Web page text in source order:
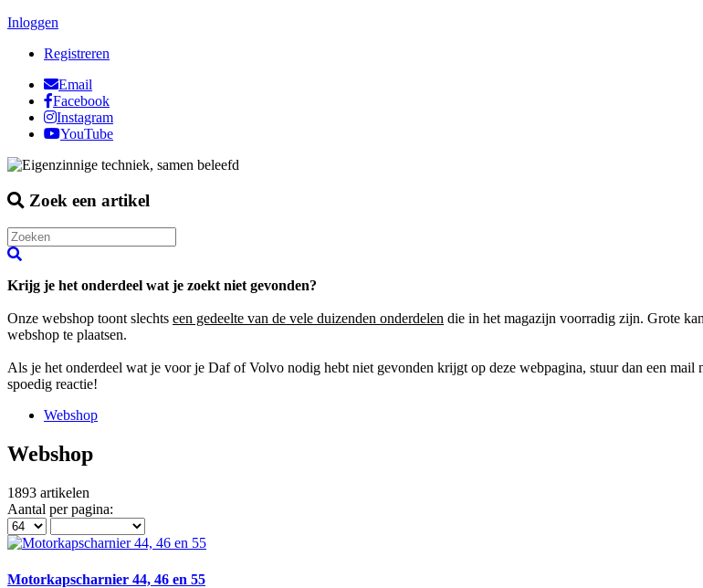
Inloggen
Registreren
Email
Facebook
Instagram
YouTube
Zoek een artikel
Krijg je het onderdeel wat je zoekt niet gevonden?
Onze webshop toont slechts een gedeelte van de vele duizenden onderdelen die in het magazijn voorradig zijn. Grote
webshop te plaatsen.
Als je het onderdeel wat je voor je Daf of Volvo nodig hebt niet gevonden krijgt op deze webpagina, stuur dan een mail
spoedig reactie!
Webshop
Webshop
1893 artikelen
Aantal per pagina:
Motorkapscharnier 44, 46 en 55